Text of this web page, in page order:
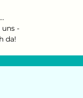
uns-
da!